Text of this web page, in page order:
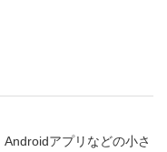
アプリなどの小さ